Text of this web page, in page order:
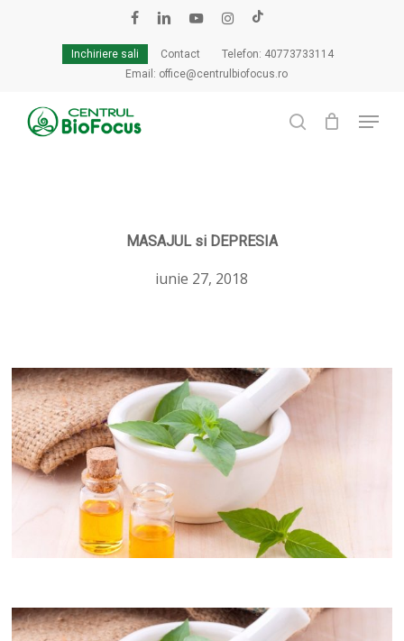
Inchiriere sali
Contact
Telefon: 40773733114
Email: office@centrulbiofocus.ro
search
Menu
Cart
MASAJUL si DEPRESIA
iunie 27, 2018